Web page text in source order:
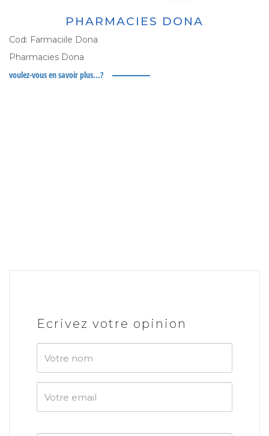
PHARMACIES DONA
Cod: Farmaciile Dona
Pharmacies Dona
voulez-vous en savoir plus...?
Ecrivez votre opinion
Votre
nom
Votre
email